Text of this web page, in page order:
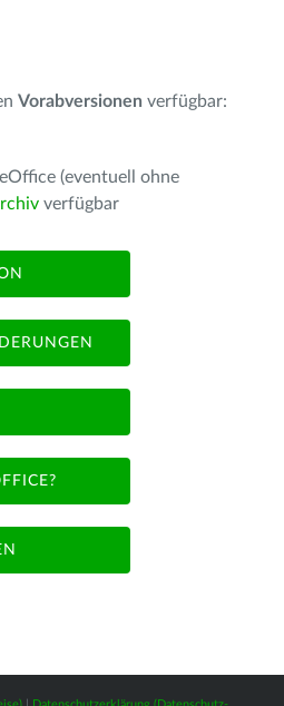
Vorabversionen verfügbar:
(eventuell ohne
verfügbar